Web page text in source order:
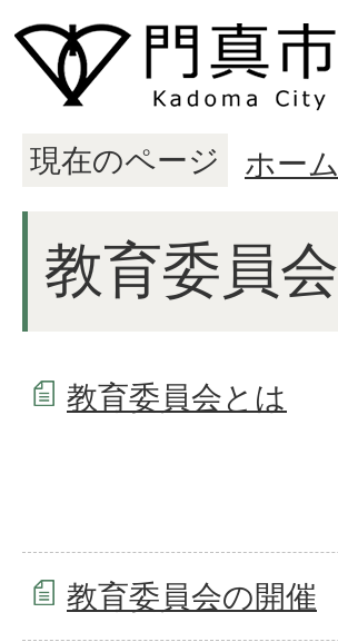
現在のページ ホーム
教育委員会
教育委員会とは
教育委員会の開催